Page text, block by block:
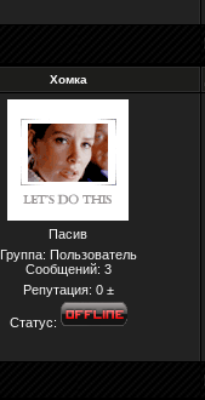
Хомка
Пасив
Группа: Пользователь
Сообщений: 3
Репутация: 0 ±
Статус: